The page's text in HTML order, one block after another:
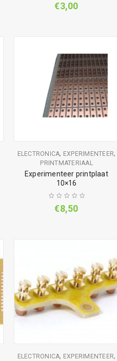
€3,00
ELECTRONICA, EXPERIMENTEER,
PRINTMATERIAAL
Experimenteer printplaat
10×16
€8,50
ELECTRONICA, EXPERIMENTEER,